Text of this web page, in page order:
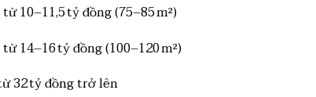
10–11,5 tỷ đồng (75–85 m²)
14–16 tỷ đồng (100–120 m²)
32 tỷ đồng trở lên